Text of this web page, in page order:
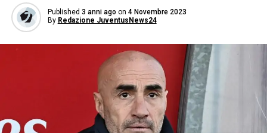
Published 3 anni ago on 4 Novembre 2023
By Redazione JuventusNews24